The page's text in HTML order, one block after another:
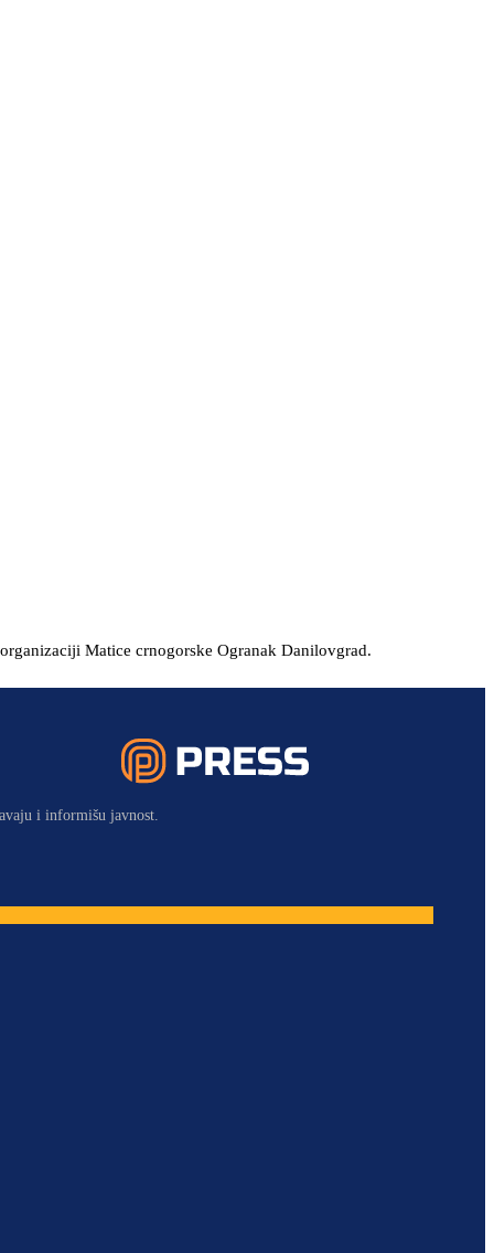
Matice crnogorske Ogranak Danilovgrad.
i informišu javnost.